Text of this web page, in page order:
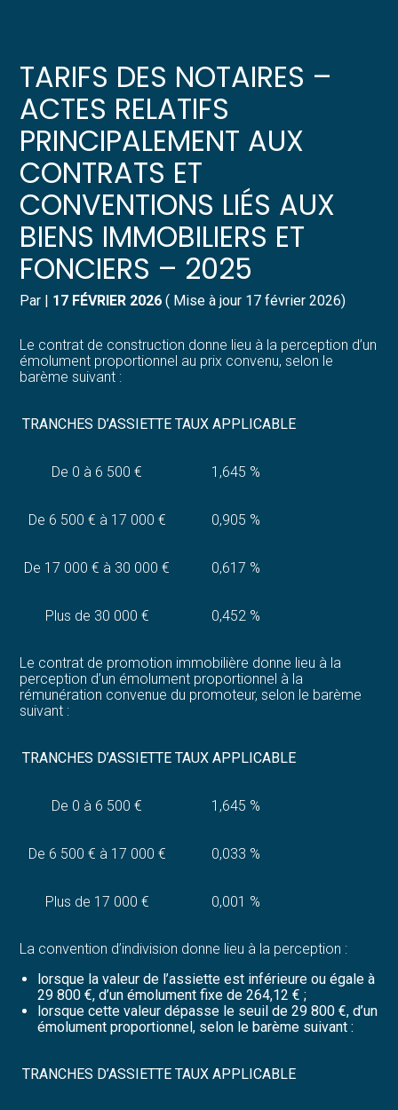
Gérer votre quotidien
Piloter votre entreprise
Développer votre entreprise
Construire votre patrimoine
Structurer votre croissance
Suivre votre comptabilité
Gérer vos ressources humaines
Dématérialiser vos documents
TARIFS DES NOTAIRES –
ACTES RELATIFS
PRINCIPALEMENT AUX
CONTRATS ET
CONVENTIONS LIÉS AUX
BIENS IMMOBILIERS ET
FONCIERS – 2025
Par | 17 FÉVRIER 2026 ( Mise à jour 17 février 2026)
Le contrat de construction donne lieu à la perception d’un
émolument proportionnel au prix convenu, selon le
barème suivant :
TRANCHES D’ASSIETTE TAUX APPLICABLE
De 0 à 6 500 € 1,645 %
De 6 500 € à 17 000 € 0,905 %
De 17 000 € à 30 000 € 0,617 %
Plus de 30 000 € 0,452 %
Le contrat de promotion immobilière donne lieu à la
perception d’un émolument proportionnel à la
rémunération convenue du promoteur, selon le barème
suivant :
TRANCHES D’ASSIETTE TAUX APPLICABLE
De 0 à 6 500 € 1,645 %
De 6 500 € à 17 000 € 0,033 %
Plus de 17 000 € 0,001 %
La convention d’indivision donne lieu à la perception :
lorsque la valeur de l’assiette est inférieure ou égale à
29 800 €, d’un émolument fixe de 264,12 € ;
lorsque cette valeur dépasse le seuil de 29 800 €, d’un
émolument proportionnel, selon le barème suivant :
TRANCHES D’ASSIETTE TAUX APPLICABLE